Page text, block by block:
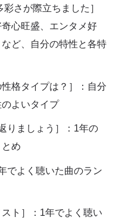
彩さが際立ちました］
奇心旺盛、エンタメ好
ど、自分の特性と各特
性格タイプは？］：自分
よいタイプ
りましょう］：1年の
め
でよく聴いた曲のラン
スト］：1年でよく聴い